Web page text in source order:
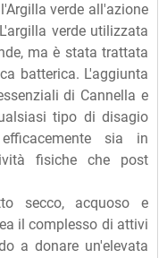
verde all'azione
verde utilizzata
ma è stata trattata
batterica. L'aggiunta
di Cannella e
tipo di disagio
sia in
fisiche che post
secco, acquoso e
il complesso di attivi
a donare un'elevata